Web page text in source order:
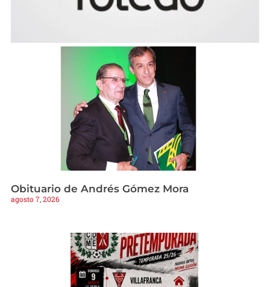
Obituario de Andrés Gómez Mora
agosto 7, 2026